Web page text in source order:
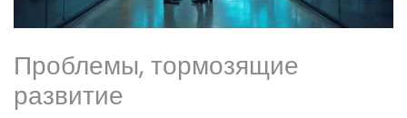
Проблемы, тормозящие
развитие